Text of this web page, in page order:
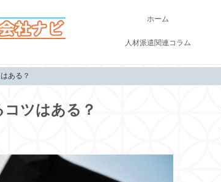
ホーム
人材派遣関連コラム
ある？
ツはある？